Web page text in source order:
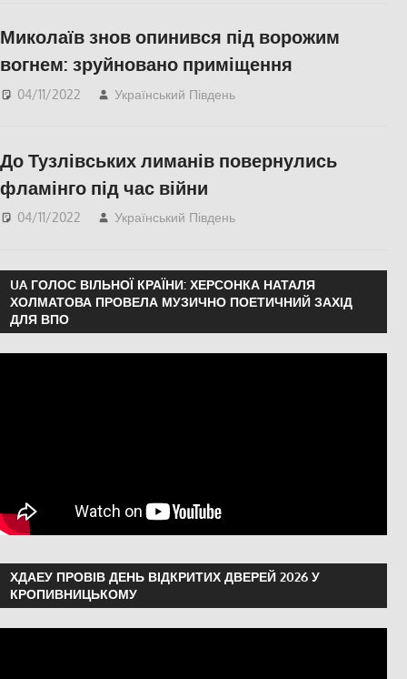
Херсонська область
Миколаїв знов опинився під ворожим
вогнем: зруйновано приміщення
04/11/2022 Український Південь
До Тузлівських лиманів повернулись
фламінго під час війни
04/11/2022 Український Південь
UA ГОЛОС ВІЛЬНОЇ КРАЇНИ: ХЕРСОНКА НАТАЛЯ
ХОЛМАТОВА ПРОВЕЛА МУЗИЧНО ПОЕТИЧНИЙ ЗАХІД
ДЛЯ ВПО
ХДАЕУ ПРОВІВ ДЕНЬ ВІДКРИТИХ ДВЕРЕЙ 2026 У
КРОПИВНИЦЬКОМУ